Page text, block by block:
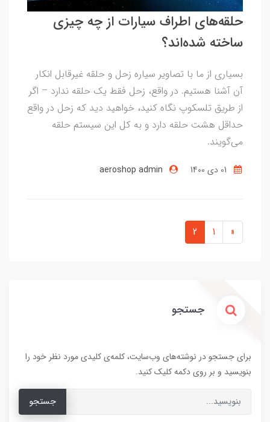
حلقه‌های اطراف سیارات از چه چیزی
ساخته شده‌اند؟
بسیاری از ما با تصاویر سیاره زحل و حلقه‌ غیرقابل انکار
آن آشنا هستیم. در واقع، زحل فقط یک حلقه ندارد – اگر
از طریق تلسکوپ نگاه کنید، خواهید دید که زحل در واقع
حداقل هشت حلقه دارد و به کل این سیستم حلقه
می‌گویند.
aeroshop admin
«
1
2
جستجو
برای جستجو در نوشته‌های وب‌سایت، کلمه‌ی کلیدی مورد نظر خود را
بنویسید و بر روی دکمه کلیک کنید.
جستجو